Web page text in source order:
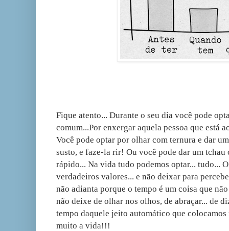
Fique atento... Durante o seu dia você pode
comum...Por enxergar aquela pessoa que está
Você pode optar por olhar com ternura e dar
susto, e faze-la rir! Ou você pode dar um
rápido... Na vida tudo podemos optar... tudo...
verdadeiros valores... e não deixar para
não adianta porque o tempo é um coisa que
não deixe de olhar nos olhos, de abraçar... de
tempo daquele jeito automático que colocamos
muito a vida!!!